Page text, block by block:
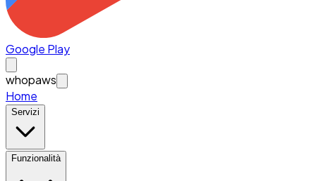
Google Play
whopaws
Home
Servizi
Funzionalità